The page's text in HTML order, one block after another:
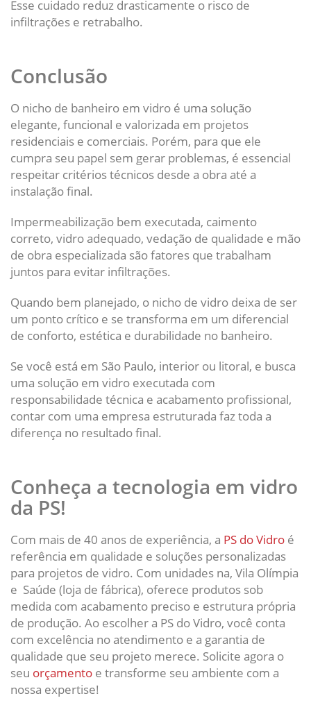
Esse cuidado reduz drasticamente o risco de
infiltrações e retrabalho.
Conclusão
O nicho de banheiro em vidro é uma solução
elegante, funcional e valorizada em projetos
residenciais e comerciais. Porém, para que ele
cumpra seu papel sem gerar problemas, é essencial
respeitar critérios técnicos desde a obra até a
instalação final.
Impermeabilização bem executada, caimento
correto, vidro adequado, vedação de qualidade e mão
de obra especializada são fatores que trabalham
juntos para evitar infiltrações.
Quando bem planejado, o nicho de vidro deixa de ser
um ponto crítico e se transforma em um diferencial
de conforto, estética e durabilidade no banheiro.
Se você está em São Paulo, interior ou litoral, e busca
uma solução em vidro executada com
responsabilidade técnica e acabamento profissional,
contar com uma empresa estruturada faz toda a
diferença no resultado final.
Conheça a tecnologia em vidro
da PS!
Com mais de 40 anos de experiência, a PS do Vidro é
referência em qualidade e soluções personalizadas
para projetos de vidro. Com unidades na, Vila Olímpia
e Saúde (loja de fábrica), oferece produtos sob
medida com acabamento preciso e estrutura própria
de produção. Ao escolher a PS do Vidro, você conta
com excelência no atendimento e a garantia de
qualidade que seu projeto merece. Solicite agora o
seu orçamento e transforme seu ambiente com a
nossa expertise!